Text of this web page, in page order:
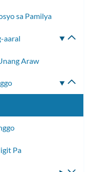
sa Pamilya
aaral
Araw
toggle
Pa